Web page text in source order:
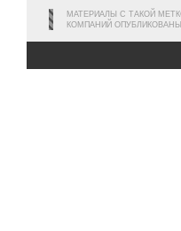
МАТЕРИАЛЫ С ТАКОЙ
КОМПАНИЙ